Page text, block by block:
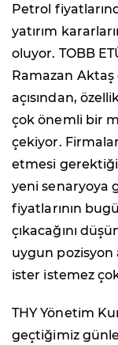
Petrol
yatırım
oluyor. TOBB
Ramazan
açısından,
çok önemli bir
çekiyor.
etmesi
yeni senaryoya
fiyatlarının
çıkacağını
uygun
ister istemez
THY Yönetim
geçtiğimiz